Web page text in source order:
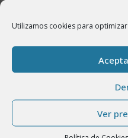
Utilizamos cookies para
Ver
reguladora del vertido
Contrato de servicios:
23 noviembre, 2021